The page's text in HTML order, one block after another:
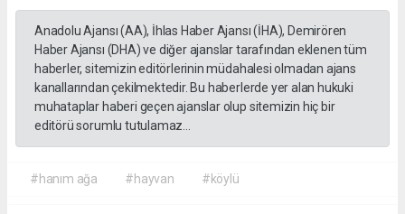
Anadolu Ajansı (AA), İhlas Haber Ajansı (İHA), Demirören
Haber Ajansı (DHA) ve diğer ajanslar tarafından eklenen tüm
haberler, sitemizin editörlerinin müdahalesi olmadan ajans
kanallarından çekilmektedir. Bu haberlerde yer alan hukuki
muhataplar haberi geçen ajanslar olup sitemizin hiç bir
editörü sorumlu tutulamaz...
#hanım ağa #hayvan #köylü